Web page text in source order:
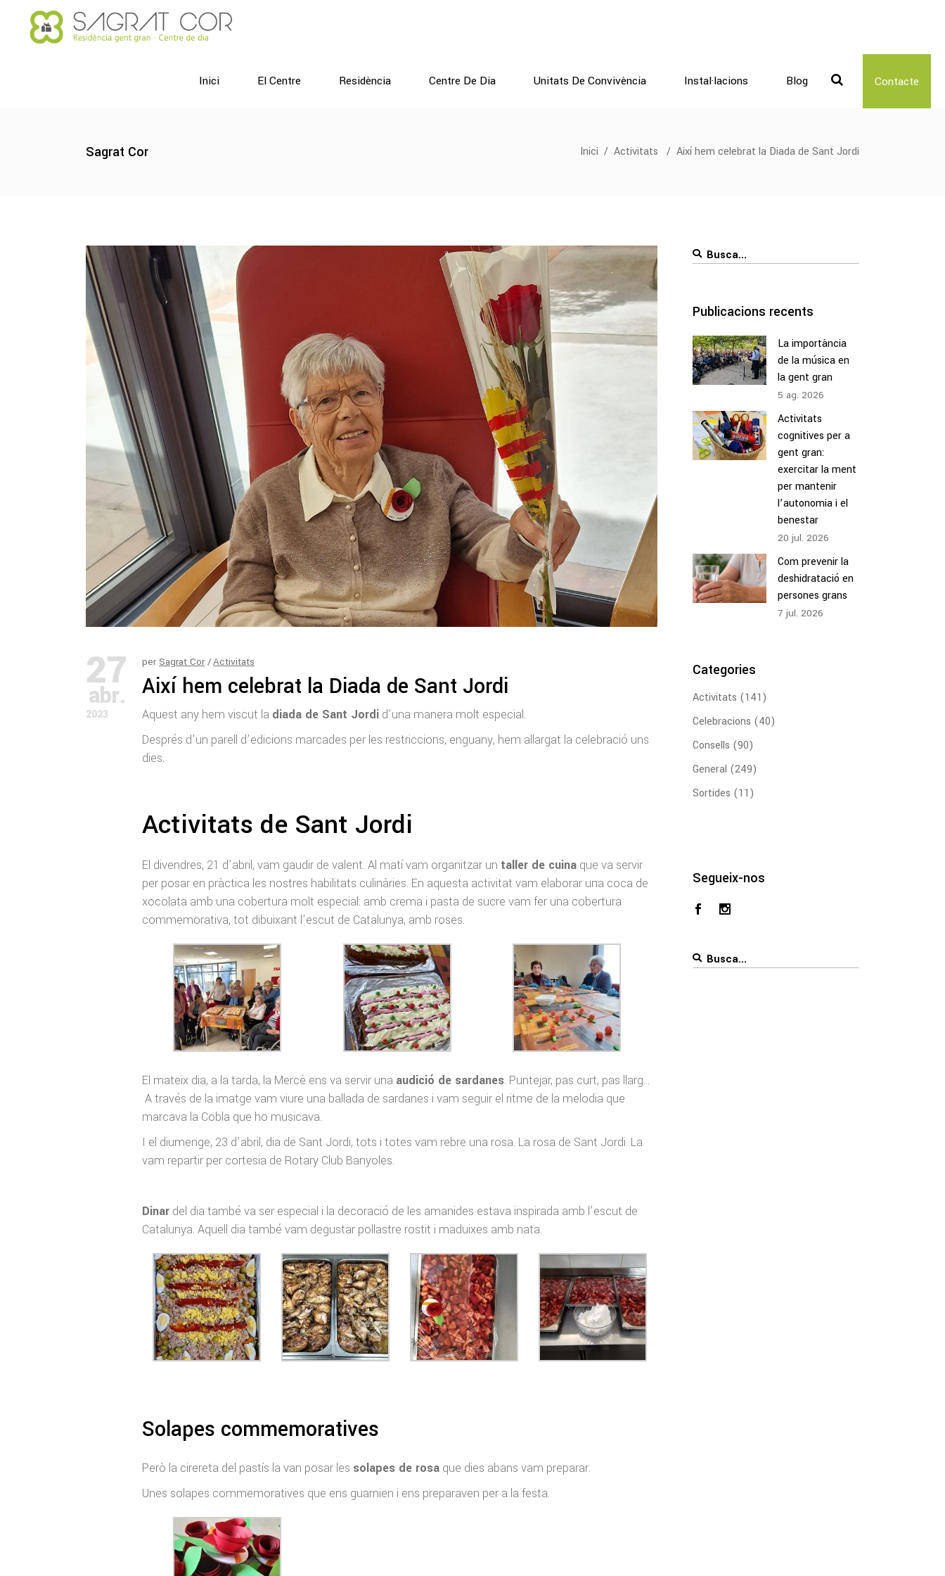
Inici El Centre Residència Centre De Dia Unitats De Convivència Instal·lacions Blog Contacte
Sagrat Cor Inici / Activitats / Així hem celebrat la Diada de Sant Jordi
27
abr.
2023
perSagrat Cor Activitats
Així hem celebrat la Diada de Sant Jordi
Aquest any hem viscut la diada de Sant Jordi d’una manera molt especial.
Després d’un parell d’edicions marcades per les restriccions, enguany, hem allargat la celebració uns
dies.
Activitats de Sant Jordi
El divendres, 21 d’abril, vam gaudir de valent. Al matí vam organitzar un taller de cuina que va servir
per posar en pràctica les nostres habilitats culinàries. En aquesta activitat vam elaborar una coca de
xocolata amb una cobertura molt especial: amb crema i pasta de sucre vam fer una cobertura
commemorativa, tot dibuixant l’escut de Catalunya, amb roses.
El mateix dia, a la tarda, la Mercè ens va servir una audició de sardanes. Puntejar, pas curt, pas llarg…
A través de la imatge vam viure una ballada de sardanes i vam seguir el ritme de la melodia que
marcava la Cobla que ho musicava.
I el diumenge, 23 d’abril, dia de Sant Jordi, tots i totes vam rebre una rosa. La rosa de Sant Jordi. La
vam repartir per cortesia de Rotary Club Banyoles.
Dinar del dia també va ser especial i la decoració de les amanides estava inspirada amb l’escut de
Catalunya. Aquell dia també vam degustar pollastre rostit i maduixes amb nata.
Solapes commemoratives
Però la cirereta del pastís la van posar les solapes de rosa que dies abans vam preparar.
Unes solapes commemoratives que ens guarnien i ens preparaven per a la festa.
Search
Publicacions recents
La importància
de la música en
la gent gran
5 ag. 2026
Activitats
cognitives per a
gent gran:
exercitar la ment
per mantenir
l’autonomia i el
benestar
20 jul. 2026
Com prevenir la
deshidratació en
persones grans
7 jul. 2026
Categories
Activitats (141)
Celebracions (40)
Consells (90)
General (249)
Sortides (11)
Segueix-nos
Search